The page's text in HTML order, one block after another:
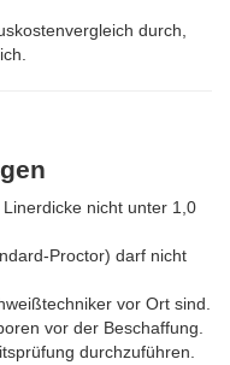
durch,
nicht unter 1,0
Proctor) darf nicht
vor Ort sind.
vor der Beschaffung.
durchzuführen.